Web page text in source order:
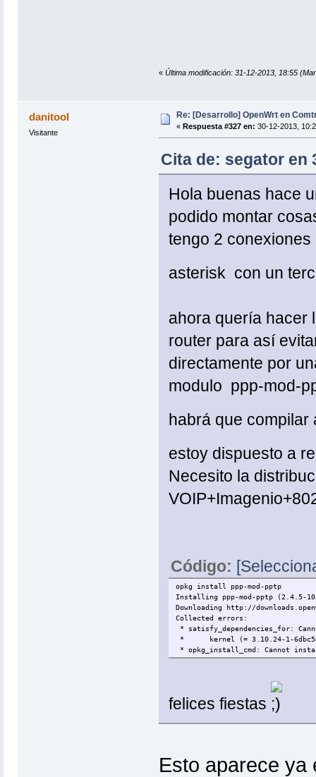
« Última modificación: 31-12-2013, 18:55
danitool
Visitante
Re: [Desarrollo] OpenWrt en
« Respuesta #327 en: 30-12-2013,
Cita de: segator en
Hola buenas hace
podido montar
tengo 2
asterisk con un
ahora quería hacer
router para así
directamente por
modulo ppp-mod-
habrá que compilar
estoy dispuesto a
Necesito la
Código:
opkg install ppp-mod-pptp
Installing ppp-mod-pptp (2.4.5-
Downloading http://
Collected errors:
* satisfy_dependencies_for:
* kernel (= 3.10.24-1-
* opkg_install_cmd: Cannot
felices fiestas
Esto aparece ya